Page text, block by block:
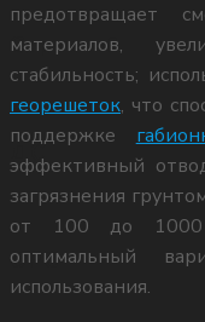
Новости
КОНТАКТЫ
Сармат-П
ДС
ОРС
предотвращает
материалов,
стабильность;
георешеток, что
поддержке
эффективный
загрязнения
от 100 до 1000
оптимальный
использования.